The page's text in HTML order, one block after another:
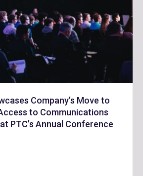
Company’s Move to
to Communications
PTC’s Annual Conference